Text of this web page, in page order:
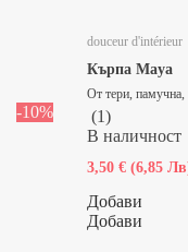
-10%
douceur d'intérieur
Кърпа Maya
От тери, памучна,
(1)
В наличност
3,50 € (6,85
Добави
Добави